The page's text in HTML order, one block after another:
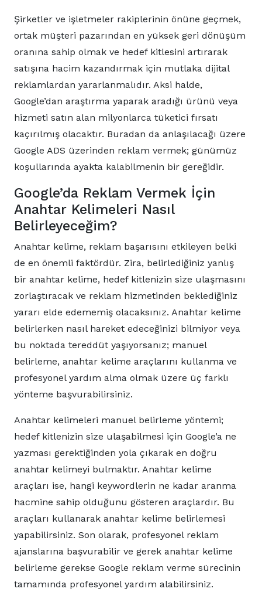
Şirketler ve işletmeler rakiplerinin önüne geçmek,
ortak müşteri pazarından en yüksek geri dönüşüm
oranına sahip olmak ve hedef kitlesini artırarak
satışına hacim kazandırmak için mutlaka dijital
reklamlardan yararlanmalıdır. Aksi halde,
Google’dan araştırma yaparak aradığı ürünü veya
hizmeti satın alan milyonlarca tüketici fırsatı
kaçırılmış olacaktır. Buradan da anlaşılacağı üzere
Google ADS üzerinden reklam vermek; günümüz
koşullarında ayakta kalabilmenin bir gereğidir.
Google’da Reklam Vermek İçin
Anahtar Kelimeleri Nasıl
Belirleyeceğim?
Anahtar kelime, reklam başarısını etkileyen belki
de en önemli faktördür. Zira, belirlediğiniz yanlış
bir anahtar kelime, hedef kitlenizin size ulaşmasını
zorlaştıracak ve reklam hizmetinden beklediğiniz
yararı elde edememiş olacaksınız. Anahtar kelime
belirlerken nasıl hareket edeceğinizi bilmiyor veya
bu noktada tereddüt yaşıyorsanız; manuel
belirleme, anahtar kelime araçlarını kullanma ve
profesyonel yardım alma olmak üzere üç farklı
yönteme başvurabilirsiniz.
Anahtar kelimeleri manuel belirleme yöntemi;
hedef kitlenizin size ulaşabilmesi için Google’a ne
yazması gerektiğinden yola çıkarak en doğru
anahtar kelimeyi bulmaktır. Anahtar kelime
araçları ise, hangi keywordlerin ne kadar aranma
hacmine sahip olduğunu gösteren araçlardır. Bu
araçları kullanarak anahtar kelime belirlemesi
yapabilirsiniz. Son olarak, profesyonel reklam
ajanslarına başvurabilir ve gerek anahtar kelime
belirleme gerekse Google reklam verme sürecinin
tamamında profesyonel yardım alabilirsiniz.